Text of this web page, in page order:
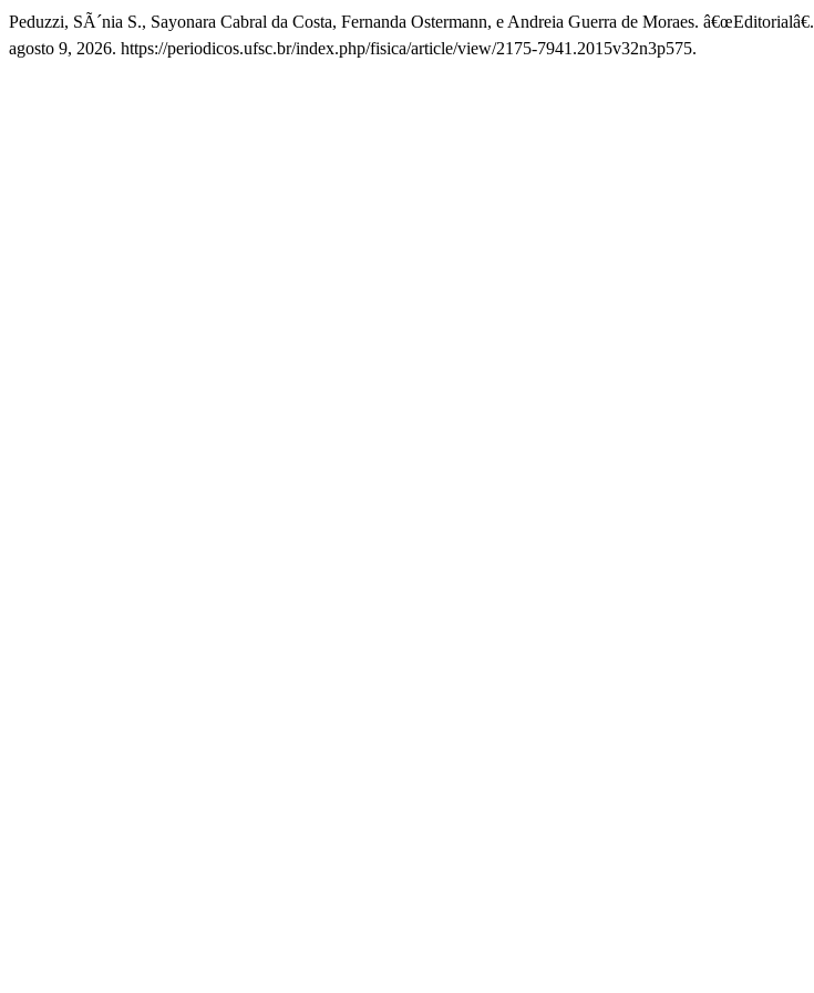
Peduzzi, SÃ´nia S., Sayonara Cabral da Costa, Fernanda Ostermann, e Andreia Guerra de Moraes. â€œEditorialâ€.
agosto 9, 2026. https://periodicos.ufsc.br/index.php/fisica/article/view/2175-7941.2015v32n3p575.